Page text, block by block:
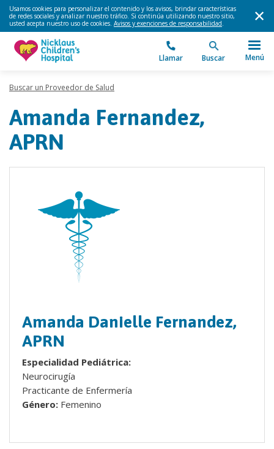
Usamos cookies para personalizar el contenido y los avisos, brindar características
de redes sociales y analizar nuestro tráfico. Si continúa utilizando nuestro sitio,
usted acepta nuestro uso de cookies. Avisos y exenciones de responsabilidad.
Llamar Buscar Menú
Buscar un Proveedor de Salud
Amanda Fernandez,
APRN
Amanda Danielle Fernandez,
APRN
Especialidad Pediátrica:
Neurocirugía
Practicante de Enfermería
Género: Femenino